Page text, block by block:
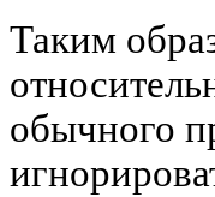
Таким
обычного